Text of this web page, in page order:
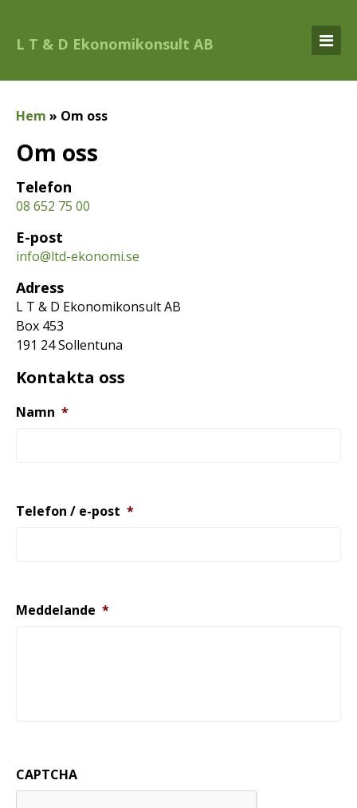
L T & D Ekonomikonsult AB
Hem » Om oss
Om oss
Telefon
08 652 75 00
E-post
info@ltd-ekonomi.se
Adress
L T & D Ekonomikonsult AB
Box 453
191 24 Sollentuna
Kontakta oss
Namn *
Telefon / e-post *
Meddelande *
CAPTCHA